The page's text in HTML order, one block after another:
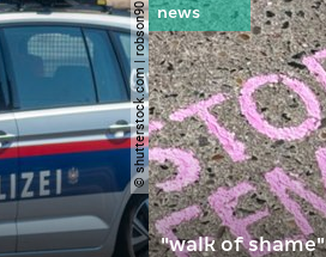
© shutterstock.com | robson90
"walk of shame"